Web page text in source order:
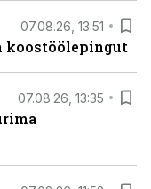
07.08.26, 13:51
koostöölepingut
07.08.26, 13:35